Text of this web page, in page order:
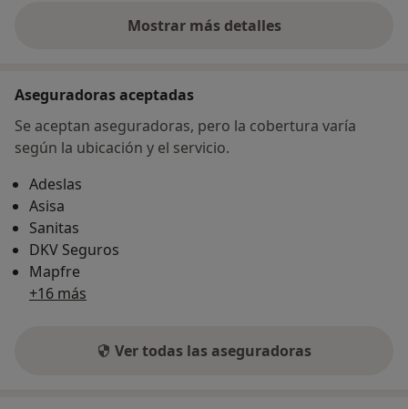
Mostrar más detalles
sobre la dirección
Aseguradoras aceptadas
Se aceptan aseguradoras, pero la cobertura varía
según la ubicación y el servicio.
Adeslas
Asisa
Sanitas
DKV Seguros
Mapfre
+16 más
Ver todas las aseguradoras